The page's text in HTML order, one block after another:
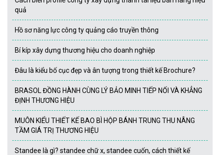
quả
Hồ sơ năng lực công ty quảng cáo truyền thông
Bí kíp xây dựng thương hiệu cho doanh nghiệp
Đâu là kiểu bố cục đẹp và ân tượng trong thiết kế Brochure?
BRASOL ĐỒNG HÀNH CÙNG LÝ BẢO MINH TIẾP NỐI VÀ KHẲNG
ĐỊNH THƯƠNG HIỆU
MUÔN KIỂU THIẾT KẾ BAO BÌ HỘP BÁNH TRUNG THU NÂNG
TẦM GIÁ TRỊ THƯƠNG HIỆU
Standee là gì? standee chữ x, standee cuốn, cách thiết kế